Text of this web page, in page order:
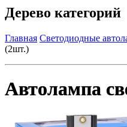
Дерево категорий
Главная Светодиодные
(2шт.)
Автолампа